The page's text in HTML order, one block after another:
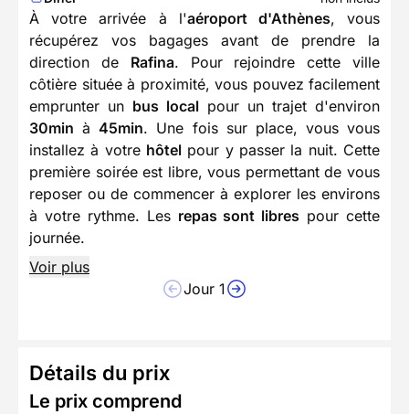
À votre arrivée à l'aéroport d'Athènes, vous
récupérez vos bagages avant de prendre la
direction de Rafina. Pour rejoindre cette ville
côtière située à proximité, vous pouvez facilement
emprunter un bus local pour un trajet d'environ
30min à45min. Une fois sur place, vous vous
installez à votre hôtel pour y passer la nuit. Cette
première soirée est libre, vous permettant de vous
reposer ou de commencer à explorer les environs
à votre rythme. Les repas sont libres pour cette
journée.
Voir plus
Jour 1
Détails du prix
Le prix comprend